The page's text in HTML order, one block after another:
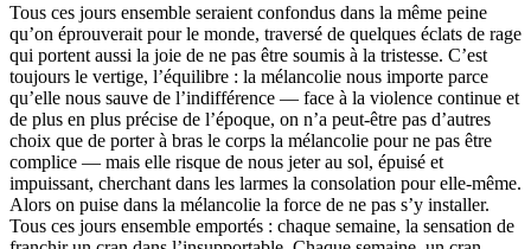
Tous ces jours ensemble seraient confondus dans la même peine
qu’on éprouverait pour le monde, traversé de quelques éclats de rage
qui portent aussi la joie de ne pas être soumis à la tristesse. C’est
toujours le vertige, l’équilibre : la mélancolie nous importe parce
qu’elle nous sauve de l’indifférence — face à la violence continue et
de plus en plus précise de l’époque, on n’a peut-être pas d’autres
choix que de porter à bras le corps la mélancolie pour ne pas être
complice — mais elle risque de nous jeter au sol, épuisé et
impuissant, cherchant dans les larmes la consolation pour elle-même.
Alors on puise dans la mélancolie la force de ne pas s’y installer.
Tous ces jours ensemble emportés : chaque semaine, la sensation de